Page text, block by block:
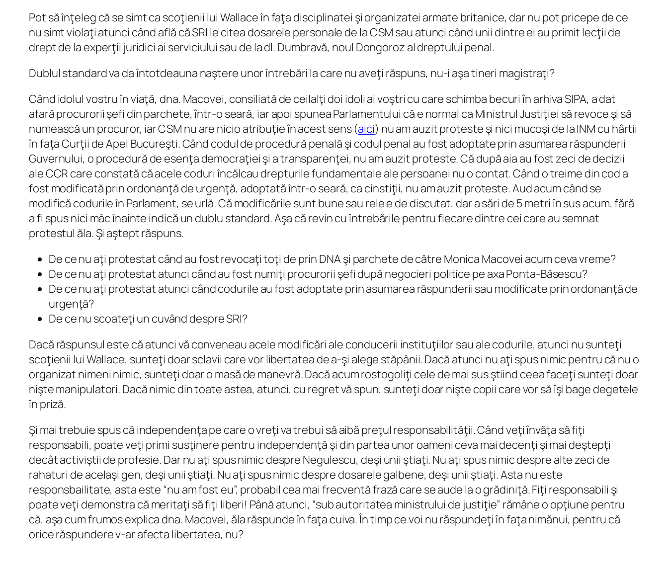
Pot să înţeleg că se simt ca scoţienii lui Wallace în faţa disciplinatei şi organizatei armate britanice, dar nu pot pricepe de ce
nu simt violaţi atunci când află că SRI le citea dosarele personale de la CSM sau atunci când unii dintre ei au primit lecţii de
drept de la experţii juridici ai serviciului sau de la dl. Dumbravă, noul Dongoroz al dreptului penal.
Dublul standard va da întotdeauna naştere unor întrebări la care nu aveţi răspuns, nu-i aşa tineri magistraţi?
Când idolul vostru în viaţă, dna. Macovei, consiliată de ceilalţi doi idoli ai voştri cu care schimba becuri în arhiva SIPA, a dat
afară procurorii şefi din parchete, într-o seară, iar apoi spunea Parlamentului că e normal ca Ministrul Justiţiei să revoce şi să
numească un procuror, iar CSM nu are nicio atribuţie în acest sens (aici) nu am auzit proteste şi nici mucoşi de la INM cu hârtii
în faţa Curţii de Apel Bucureşti. Când codul de procedură penală şi codul penal au fost adoptate prin asumarea răspunderii
Guvernului, o procedură de esenţa democraţiei şi a transparenţei, nu am auzit proteste. Că după aia au fost zeci de decizii
ale CCR care constată că acele coduri încălcau drepturile fundamentale ale persoanei nu o contat. Când o treime din cod a
fost modificată prin ordonanţă de urgenţă, adoptată într-o seară, ca cinstiţii, nu am auzit proteste. Aud acum când se
modifică codurile în Parlament, se urlă. Că modificările sunt bune sau rele e de discutat, dar a sări de 5 metri în sus acum, fără
a fi spus nici mâc înainte indică un dublu standard. Aşa că revin cu întrebările pentru fiecare dintre cei care au semnat
protestul ăla. Şi aştept răspuns.
De ce nu aţi protestat când au fost revocaţi toţi de prin DNA şi parchete de către Monica Macovei acum ceva vreme?
De ce nu aţi protestat atunci când au fost numiţi procurorii şefi după negocieri politice pe axa Ponta-Băsescu?
De ce nu aţi protestat atunci când codurile au fost adoptate prin asumarea răspunderii sau modificate prin ordonanţă de
urgenţă?
De ce nu scoateţi un cuvând despre SRI?
Dacă răspunsul este că atunci vă conveneau acele modificări ale conducerii instituţiilor sau ale codurile, atunci nu sunteţi
scoţienii lui Wallace, sunteţi doar sclavii care vor libertatea de a-şi alege stăpânii. Dacă atunci nu aţi spus nimic pentru că nu o
organizat nimeni nimic, sunteţi doar o masă de manevră. Dacă acum rostogoliţi cele de mai sus ştiind ceea faceţi sunteţi doar
nişte manipulatori. Dacă nimic din toate astea, atunci, cu regret vă spun, sunteţi doar nişte copii care vor să îşi bage degetele
în priză.
Şi mai trebuie spus că independenţa pe care o vreţi va trebui să aibă preţul responsabilităţii. Când veţi învăţa să fiţi
responsabili, poate veţi primi susţinere pentru independenţă şi din partea unor oameni ceva mai decenţi şi mai deştepţi
decât activiştii de profesie. Dar nu aţi spus nimic despre Negulescu, deşi unii ştiaţi. Nu aţi spus nimic despre alte zeci de
rahaturi de acelaşi gen, deşi unii ştiaţi. Nu aţi spus nimic despre dosarele galbene, deşi unii ştiaţi. Asta nu este
responsbailitate, asta este “nu am fost eu”, probabil cea mai frecventă frază care se aude la o grădiniţă. Fiţi responsabili şi
poate veţi demonstra că meritaţi să fiţi liberi! Până atunci, “sub autoritatea ministrului de justiţie” rămâne o opţiune pentru
că, aşa cum frumos explica dna. Macovei, ăla răspunde în faţa cuiva. În timp ce voi nu răspundeţi în faţa nimănui, pentru că
orice răspundere v-ar afecta libertatea, nu?